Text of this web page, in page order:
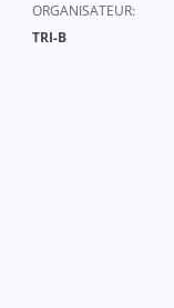
ORGANISATEUR:
TRI-B